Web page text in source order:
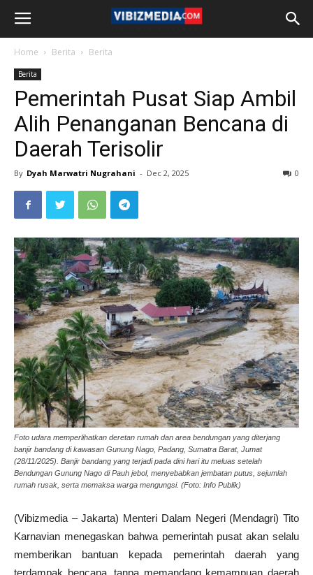
Home Berita Berita
Berita
Pemerintah Pusat Siap Ambil
Alih Penanganan Bencana di
Daerah Terisolir
By Dyah Marwatri Nugrahani - Dec 2, 2025 0
Foto udara memperlihatkan deretan rumah dan area bendungan yang diterjang
banjir bandang di kawasan Gunung Nago, Padang, Sumatra Barat, Jumat
(28/11/2025). Banjir bandang yang terjadi pada dini hari itu meluas setelah
Bendungan Gunung Nago di Pauh jebol, menyebabkan jembatan putus, sejumlah
rumah rusak, serta memaksa warga mengungsi. (Foto: Info Publik)
(Vibizmedia – Jakarta) Menteri Dalam Negeri (Mendagri) Tito
Karnavian menegaskan bahwa pemerintah pusat akan selalu
memberikan bantuan kepada pemerintah daerah yang
terdampak bencana, tanpa memandang kemampuan daerah